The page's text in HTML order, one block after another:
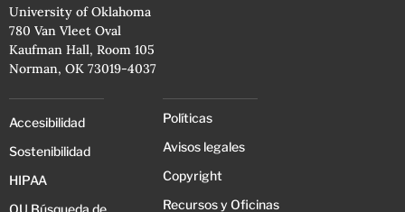
University of Oklahoma
780 Van Vleet Oval
Kaufman Hall, Room 105
Norman, OK 73019-4037
Accesibilidad
Sostenibilidad
HIPAA
OU Búsqueda de
Políticas
Avisos legales
Copyright
Recursos y Oficinas